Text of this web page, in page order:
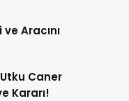
Aracını
Caner
Kararı!